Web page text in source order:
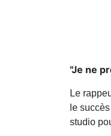
"Je ne
Le
le
studio